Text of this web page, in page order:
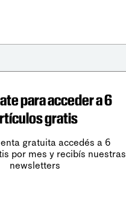
para acceder a 6
gratis
gratuita accedés a 6
por mes y recibís nuestras
newsletters